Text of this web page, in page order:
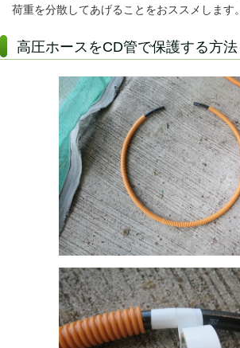
荷重を分散してあげることをおススメします。
高圧ホースをCD管で保護する方法